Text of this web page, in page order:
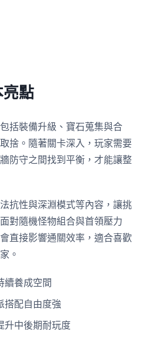
點
括裝備升級、寶石蒐集與合
捨。隨著關卡深入，玩家需要
防守之間找到平衡，才能讓整
抗性與深淵模式等內容，讓挑
對隨機怪物組合與首領壓力
直接影響通關效率，適合喜歡
。
續養成空間
搭配自由度強
升中後期耐玩度